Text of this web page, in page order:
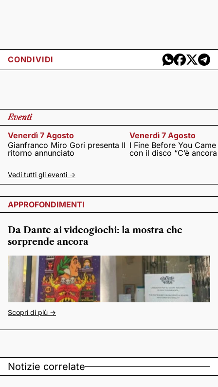
CONDIVIDI
Eventi
Venerdì 7 Agosto
Gianfranco Miro Gori presenta Il
ritorno annunciato
Venerdì 7 Agosto
I Fine Before You
con il disco “C’è
Vedi tutti gli eventi ->
APPROFONDIMENTI
Da Dante ai videogiochi: la mostra che
sorprende ancora
Scopri di più ->
Notizie correlate